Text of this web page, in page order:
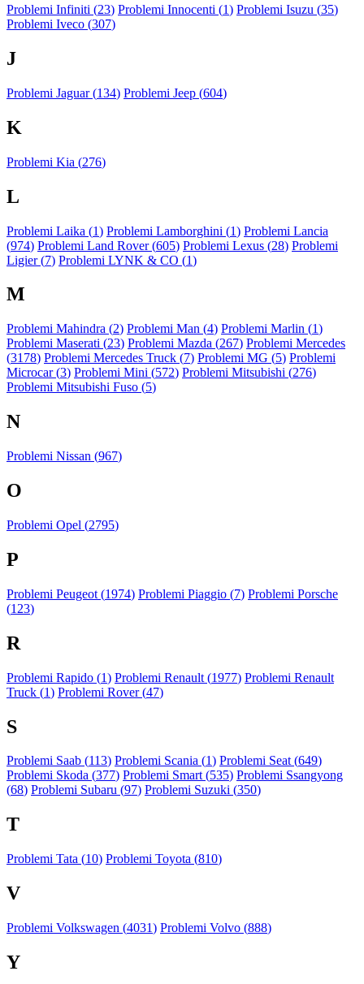
Problemi Infiniti (23) Problemi Innocenti (1) Problemi Isuzu (35)
Problemi Iveco (307)
J
Problemi Jaguar (134) Problemi Jeep (604)
K
Problemi Kia (276)
L
Problemi Laika (1) Problemi Lamborghini (1) Problemi Lancia
(974) Problemi Land Rover (605) Problemi Lexus (28) Problemi
Ligier (7) Problemi LYNK & CO (1)
M
Problemi Mahindra (2) Problemi Man (4) Problemi Marlin (1)
Problemi Maserati (23) Problemi Mazda (267) Problemi Mercedes
(3178) Problemi Mercedes Truck (7) Problemi MG (5) Problemi
Microcar (3) Problemi Mini (572) Problemi Mitsubishi (276)
Problemi Mitsubishi Fuso (5)
N
Problemi Nissan (967)
O
Problemi Opel (2795)
P
Problemi Peugeot (1974) Problemi Piaggio (7) Problemi Porsche
(123)
R
Problemi Rapido (1) Problemi Renault (1977) Problemi Renault
Truck (1) Problemi Rover (47)
S
Problemi Saab (113) Problemi Scania (1) Problemi Seat (649)
Problemi Skoda (377) Problemi Smart (535) Problemi Ssangyong
(68) Problemi Subaru (97) Problemi Suzuki (350)
T
Problemi Tata (10) Problemi Toyota (810)
V
Problemi Volkswagen (4031) Problemi Volvo (888)
Y